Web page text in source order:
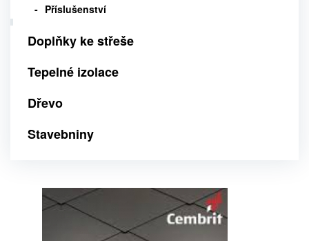
Příslušenství
Doplňky ke střeše
Tepelné izolace
Dřevo
Stavebniny